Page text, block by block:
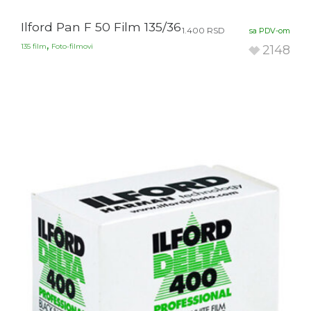
Ilford Pan F 50 Film 135/36
135 film, Foto-filmovi
1.400 RSD sa PDV-om
2148